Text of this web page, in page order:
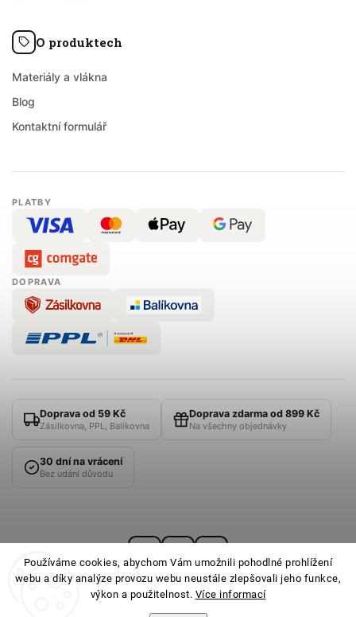
Používáme cookies, abychom Vám umožnili pohodlné prohlížení
webu a díky analýze provozu webu neustále zlepšovali jeho funkce,
výkon a použitelnost. Více informací
O produktech
Materiály a vlákna
Blog
Kontaktní formulář
PLATBY
DOPRAVA
Doprava od 59 Kč
Zásilkovna, PPL, Balíkovna
Doprava zdarma od 899 Kč
Na všechny objednávky
30 dní na vrácení
Bez udání důvodu